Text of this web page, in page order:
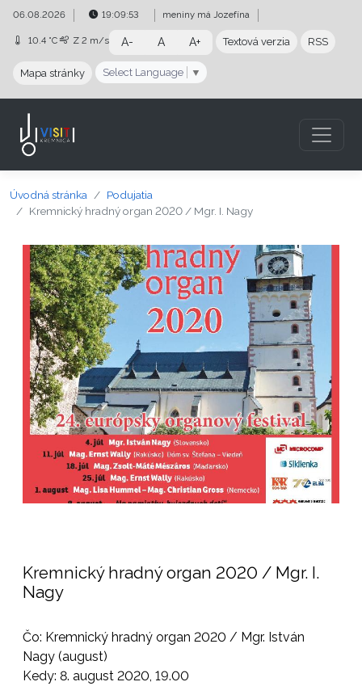
Preskočiť na obsah
Preskočiť na hlavné menu
06.08.2026 19:09:53 meniny má Jozefína
10.4 °C Z 2 m/s A- A A+ Textová verzia RSS
Mapa stránky Select Language ▼
Úvodná stránka
Podujatia
Kremnický hradný organ 2020 / Mgr. I. Nagy
Kremnický hradný organ 2020 / Mgr. I.
Nagy
Čo: Kremnický hradný organ 2020 / Mgr. István
Nagy (august)
Kedy: 8. august 2020, 19.00